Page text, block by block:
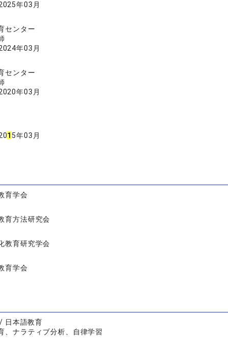
年03月
センター
年03月
センター
年03月
1 5年03月
育学会
育方法研究会
教育研究学会
育学会
日本語教育
、ナラティブ分析、自律学習